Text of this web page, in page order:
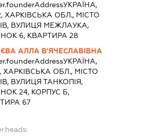
УКРАЇНА,
ХАРКІВСЬКА ОБЛ., МІСТО
ВУЛИЦЯ МЕЖЛАУКА,
6, КВАРТИРА 28
АЛЛА В'ЯЧЕСЛАВІВНА
УКРАЇНА,
ХАРКІВСЬКА ОБЛ., МІСТО
ВУЛИЦЯ ТАНКОПІЯ,
24, КОРПУС Б,
67